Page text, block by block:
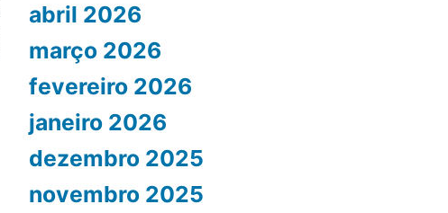
abril 2026
março 2026
fevereiro 2026
janeiro 2026
dezembro 2025
novembro 2025